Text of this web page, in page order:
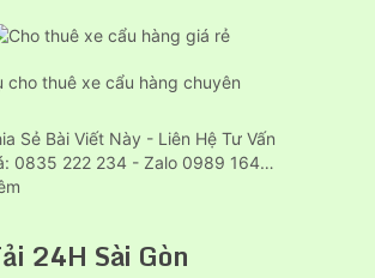
An
dương
vụ
nhà
gói
tại
uy
cho thuê xe cẩu hàng chuyên
Sẻ Bài Viết Này - Liên Hệ Tư Vấn
0835 222 234 - Zalo 0989 164…
:
cho24H Sài Gòn